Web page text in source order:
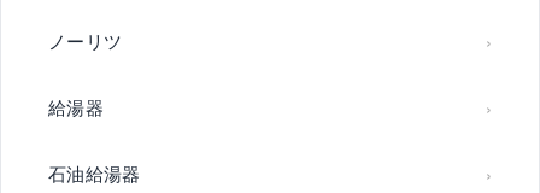
ノーリツ
給湯器
石油給湯器